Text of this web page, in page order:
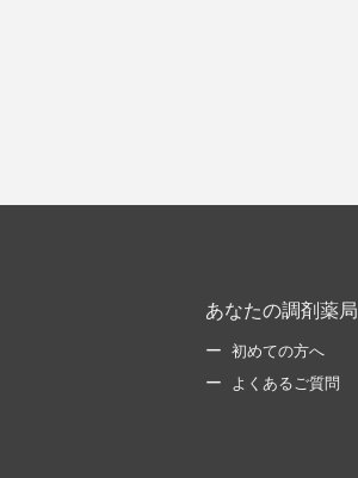
あなたの調剤薬局
初めての方へ
よくあるご質問